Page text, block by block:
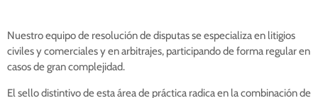
Nuestro equipo de resolución de disputas se especializa en litigios
civiles y comerciales y en arbitrajes, participando de forma regular en
casos de gran complejidad.
El sello distintivo de esta área de práctica radica en la combinación de